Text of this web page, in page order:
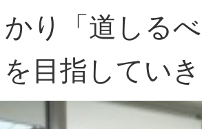
かり「道しる
目指してい